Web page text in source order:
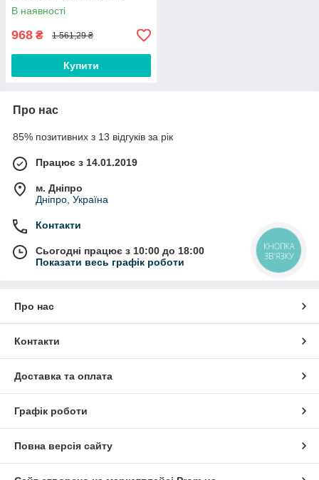
В наявності
968 ₴ 1 561,29 ₴
Купити
Про нас
85% позитивних з 13 відгуків за рік
Працює з 14.01.2019
м. Дніпро
Дніпро, Україна
Контакти
Сьогодні працює з 10:00 до 18:00
Показати весь графік роботи
Про нас
Контакти
Доставка та оплата
Графік роботи
Повна версія сайту
КНОПКА
ЗВ'ЯЗКУ